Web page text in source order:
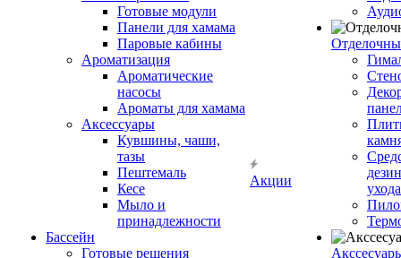
Готовые модули
Панели для хамама
Паровые кабины
Ароматизация
Ароматические
насосы
Ароматы для хамама
Аксессуары
Кувшины, чаши,
тазы
Пештемаль
Кесе
Мыло и
принадлежности
Бассейн
Готовые решения
Акции
ухода